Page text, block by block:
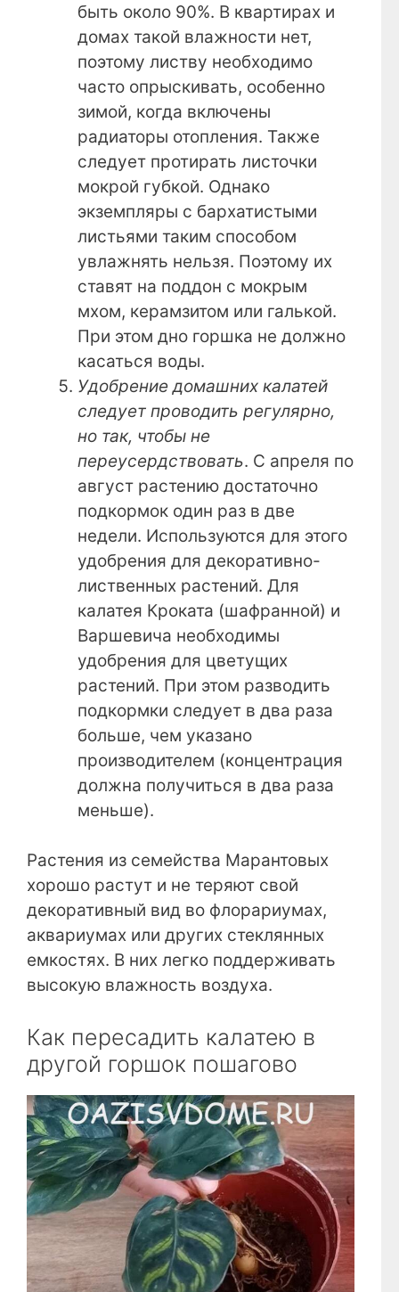
быть около 90%. В квартирах и
домах такой влажности нет,
поэтому листву необходимо
часто опрыскивать, особенно
зимой, когда включены
радиаторы отопления. Также
следует протирать листочки
мокрой губкой. Однако
экземпляры с бархатистыми
листьями таким способом
увлажнять нельзя. Поэтому их
ставят на поддон с мокрым
мхом, керамзитом или галькой.
При этом дно горшка не должно
касаться воды.
Удобрение домашних калатей
следует проводить регулярно,
но так, чтобы не
переусердствовать. С апреля по
август растению достаточно
подкормок один раз в две
недели. Используются для этого
удобрения для декоративно-
лиственных растений. Для
калатея Кроката (шафранной) и
Варшевича необходимы
удобрения для цветущих
растений. При этом разводить
подкормки следует в два раза
больше, чем указано
производителем (концентрация
должна получиться в два раза
меньше).
Растения из семейства Марантовых
хорошо растут и не теряют свой
декоративный вид во флорариумах,
аквариумах или других стеклянных
емкостях. В них легко поддерживать
высокую влажность воздуха.
Как пересадить калатею в
другой горшок пошагово